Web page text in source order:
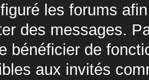
les forums
des messages.
bénéficier de
aux invités